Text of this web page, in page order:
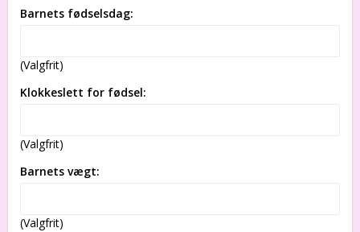
Barnets fødselsdag:
(Valgfrit)
Klokkeslett for fødsel:
(Valgfrit)
Barnets vægt:
(Valgfrit)